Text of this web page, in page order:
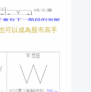
可以成為股市高手